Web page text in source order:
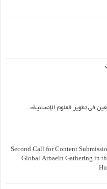
في تطوير العلوم الإنسانية».
Second Call for Content
Global Arbaein Gathering in